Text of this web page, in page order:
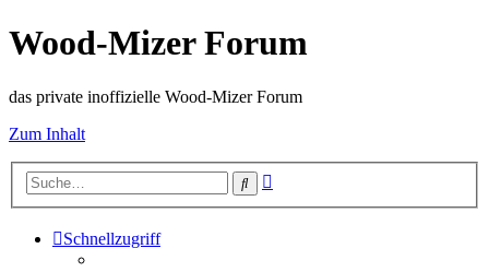
Wood-Mizer Forum
das private inoffizielle Wood-Mizer Forum
Zum Inhalt
Suche
Schnellzugriff